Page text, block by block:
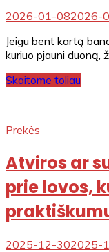
2026-01-082026-
Jeigu bent kartą
kuriuo pjauni duoną,
Skaitome toliau
Prekės
Atviros ar
prie lovos,
2025-12-302025-